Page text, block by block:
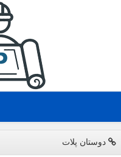
دوستان پلات